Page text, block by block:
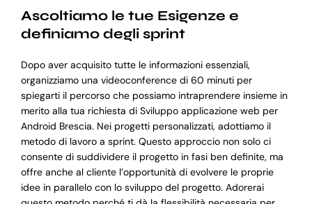
Ascoltiamo le tue Esigenze e
definiamo degli sprint
Dopo aver acquisito tutte le informazioni essenziali,
organizziamo una videoconference di 60 minuti per
spiegarti il percorso che possiamo intraprendere insieme in
merito alla tua richiesta di Sviluppo applicazione web per
Android Brescia. Nei progetti personalizzati, adottiamo il
metodo di lavoro a sprint. Questo approccio non solo ci
consente di suddividere il progetto in fasi ben definite, ma
offre anche al cliente l’opportunità di evolvere le proprie
idee in parallelo con lo sviluppo del progetto. Adorerai